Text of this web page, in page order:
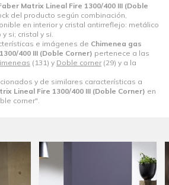
Matrix Lineal Fire 1300/400 III (Doble
del producto según combinación,
en interior y cristal antirreflejo: metálico
si; cristal y si.
e imágenes de Chimenea gas
400 III (Doble Corner) pertenece a las
(131) y Doble corner(29) y a la
y de similares características a
Lineal Fire 1300/400 III (Doble Corner) en
corner".